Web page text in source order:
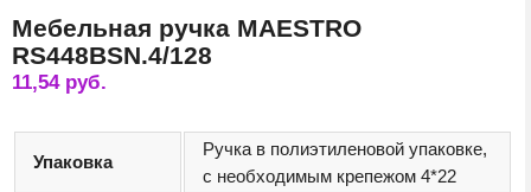
Мебельная ручка MAESTRO
RS448BSN.4/128
11,54 руб.
Упаковка
Ручка в полиэтиленовой упаковке,
с необходимым крепежом 4*22